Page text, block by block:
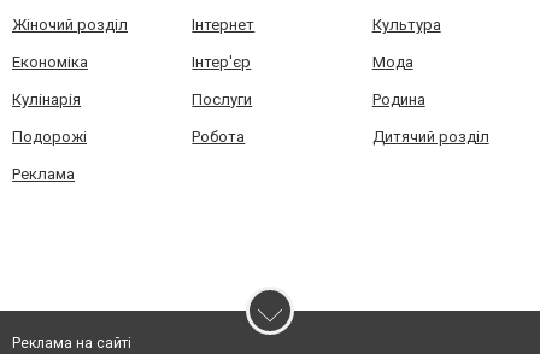
Жіночий розділ Інтернет Культура
Економіка Інтер'єр Мода
Кулінарія Послуги Родина
Подорожі Робота Дитячий розділ
Реклама
Реклама на сайті